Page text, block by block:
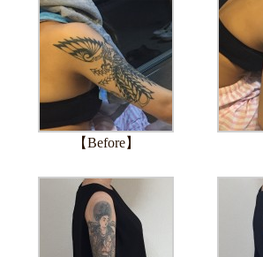
【Before】